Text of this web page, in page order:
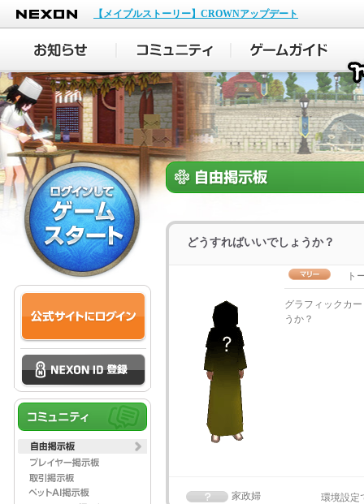
NEXON
【メイプルストーリー】CROWNアップデート
どうすればいいでしょうか？
ト
グラフィックカ
うか？
家政婦 環境設定